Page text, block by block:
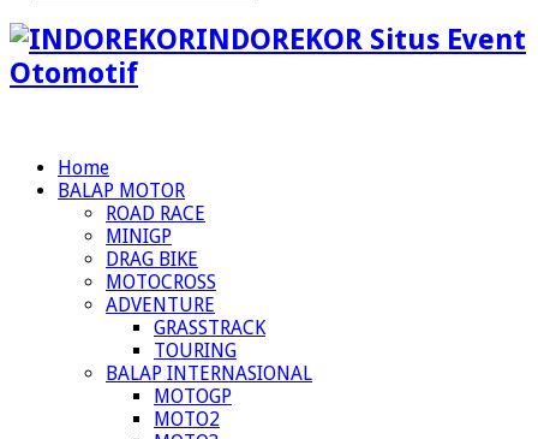
INDOREKOR Situs Event
Otomotif
Home
BALAP MOTOR
ROAD RACE
MINIGP
DRAG BIKE
MOTOCROSS
ADVENTURE
GRASSTRACK
TOURING
BALAP INTERNASIONAL
MOTOGP
MOTO2